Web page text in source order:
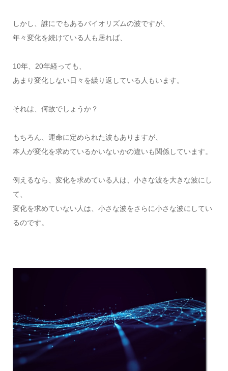
しかし、誰にでもあるバイオリズムの波ですが、
年々変化を続けている人も居れば、
10年、20年経っても、
あまり変化しない日々を繰り返している人もいます。
それは、何故でしょうか？
もちろん、運命に定められた波もありますが、
本人が変化を求めているかいないかの違いも関係しています。
例えるなら、変化を求めている人は、小さな波を大きな波にし
て、
変化を求めていない人は、小さな波をさらに小さな波にしてい
るのです。